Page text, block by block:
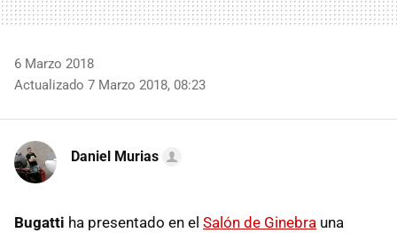
6 Marzo 2018
Actualizado 7 Marzo 2018, 08:23
Daniel Murias
Bugatti ha presentado en el Salón de Ginebra una